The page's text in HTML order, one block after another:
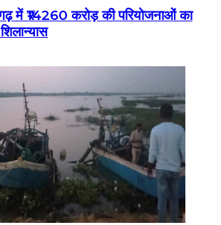
में ₹14260 करोड़ की परियोजनाओं का